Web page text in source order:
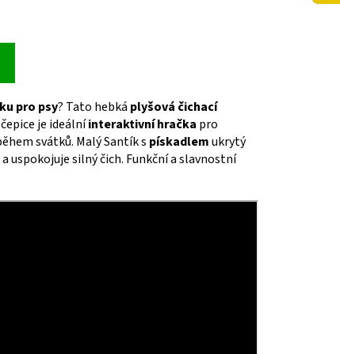
pro psy? Tato hebká plyšová čichací
je ideálníinteraktivní hračka pro
svátků. Malý Santík s pískadlemukrytý
uspokojuje silný čich. Funkční a slavnostní